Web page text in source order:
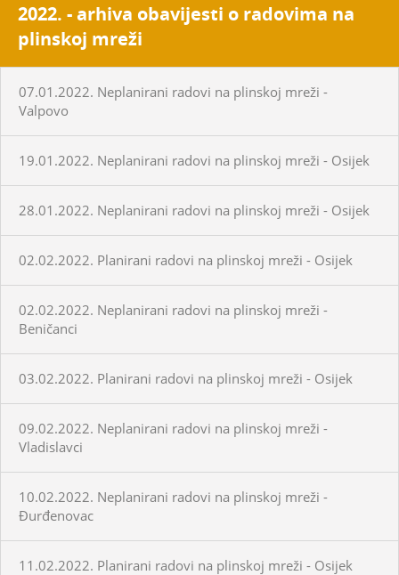
2022. - arhiva obavijesti o radovima na
plinskoj mreži
07.01.2022. Neplanirani radovi na plinskoj mreži -
Valpovo
19.01.2022. Neplanirani radovi na plinskoj mreži - Osijek
28.01.2022. Neplanirani radovi na plinskoj mreži - Osijek
02.02.2022. Planirani radovi na plinskoj mreži - Osijek
02.02.2022. Neplanirani radovi na plinskoj mreži -
Beničanci
03.02.2022. Planirani radovi na plinskoj mreži - Osijek
09.02.2022. Neplanirani radovi na plinskoj mreži -
Vladislavci
10.02.2022. Neplanirani radovi na plinskoj mreži -
Đurđenovac
11.02.2022. Planirani radovi na plinskoj mreži - Osijek